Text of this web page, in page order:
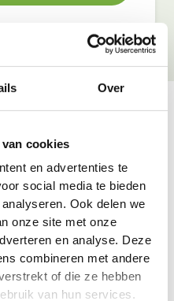
Over
cookies
en advertenties te
social media te bieden
Ook delen we
onze site met onze
en analyse. Deze
combineren met andere
of die ze hebben
van hun services.
over onze dienst vind